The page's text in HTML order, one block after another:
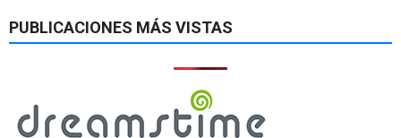
PUBLICACIONES MÁS VISTAS